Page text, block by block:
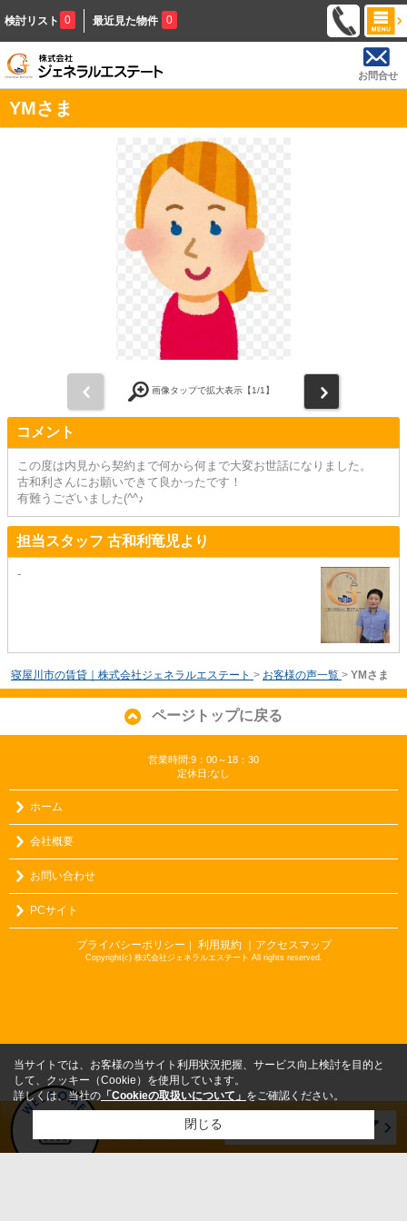
検討リスト 0 最近見た物件 0
お問合せ
YMさま
画像タップで拡大表示【1/1】
コメント
この度は内見から契約まで何から何まで大変お世話になりました。
古和利さんにお願いできて良かったです！
有難うございました(^^♪
担当スタッフ 古和利竜児より
-
寝屋川市の賃貸｜株式会社ジェネラルエステート > お客様の声一覧 > YMさま
ページトップに戻る
営業時間:9：00～18：30
定休日:なし
ホーム
会社概要
お問い合わせ
PCサイト
プライバシーポリシー ｜ 利用規約 ｜アクセスマップ
Copyright(c) 株式会社ジェネラルエステート All rights reserved.
当サイトでは、お客様の当サイト利用状況把握、サービス向上検討を目的と
して、クッキー（Cookie）を使用しています。
詳しくは、当社の 「Cookieの取扱いについて」 をご確認ください。
閉じる